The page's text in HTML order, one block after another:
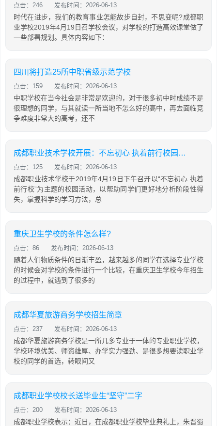
点击：246 发布时间：2026-06-13
时代在进步，我们的教育事业怎能故步自封，不思变呢?成都职
业学校2019年4月19日召学校会议，对学校的打造高效课堂做了
一些部署规划。具体内容如下：
四川将打造25所中职省级示范学校
点击：159 发布时间：2026-06-13
中职学校在当今社会是非常是欢迎的，对于很多初中时成绩不是
很理想的同学，与其就读一所当地不怎么好的高中，再去面临竞
争难度非常大的高考，还不
成都职业技术学校开展：不忘初心 执着前行校园活动
点击：125 发布时间：2026-06-13
成都职业技术学校于2019年4月19日下午召开以“不忘初心 执着
前行校”为主题的校园活动，以帮助同学们更好地分析阶段性得
失，掌握科学的学习方法，总
重庆卫生学校的条件怎么样?
点击：86 发布时间：2026-06-13
随着人们物质条件的日渐丰盈，越来越多的同学在选择专业学校
的时候会对学校的条件进行一个比较，在重庆卫生学校今年招生
的过程中，就遇到了很多的
成都华夏旅游商务学校招生简章
点击：237 发布时间：2026-06-13
成都华夏旅游商务学校是一所几多专业于一体的专业职业学校，
学校环境优美、师资雄厚、办学实力强劲、是很多想要读职业学
校的同学的首选，转眼间又
成都职业学校校长送毕业生“坚守”二字
点击：200 发布时间：2026-06-13
成都职业学校表示：近日，在成都职业学校毕业典礼上，朱晋蜀